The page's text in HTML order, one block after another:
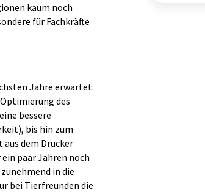
kaum noch
für Fachkräfte
Jahre erwartet:
des
bessere
bis hin zum
aus dem Drucker
paar Jahren noch
in die
bei Tierfreunden die